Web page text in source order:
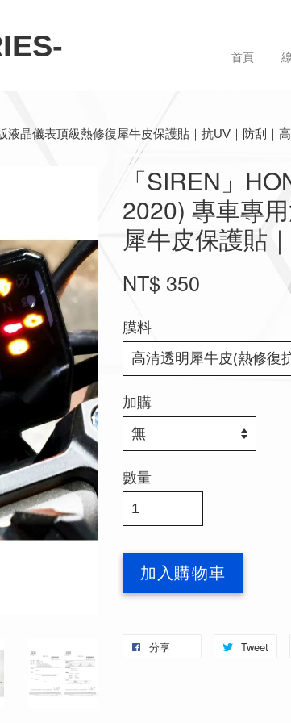
首頁
液晶儀表頂級熱修復犀牛皮保護貼｜抗UV｜防刮｜
「SIREN」
2020) 專車專
犀牛皮保護貼
NT$ 350
膜料
加購
數量
加入購物車
分享 Tweet